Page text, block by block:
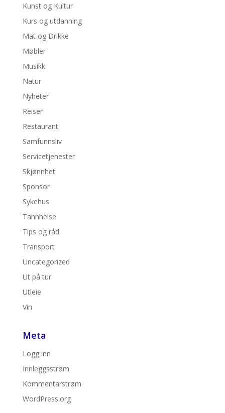
Kunst og Kultur
Kurs og utdanning
Mat og Drikke
Møbler
Musikk
Natur
Nyheter
Reiser
Restaurant
Samfunnsliv
Servicetjenester
Skjønnhet
Sponsor
Sykehus
Tannhelse
Tips og råd
Transport
Uncategorized
Ut på tur
Utleie
Vin
Meta
Logg inn
Innleggsstrøm
Kommentarstrøm
WordPress.org